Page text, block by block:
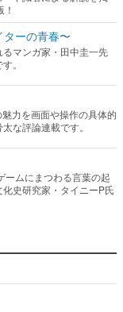
ーの青春〜
るマンガ家・田中圭一先
。
力を画面や操作の具体的
な評論連載です。
ームにまつわる言葉の起
史研究家・タイニーP氏